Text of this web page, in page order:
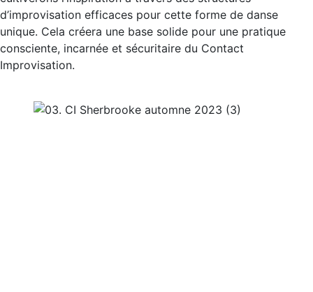
d’improvisation efficaces pour cette forme de danse
unique. Cela créera une base solide pour une pratique
consciente, incarnée et sécuritaire du Contact
Improvisation.